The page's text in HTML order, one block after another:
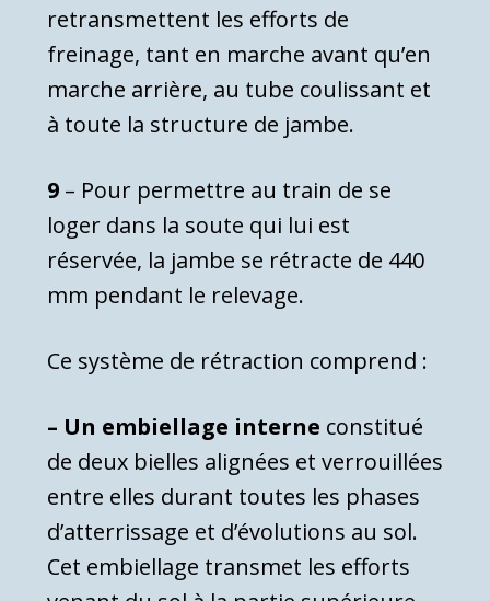
retransmettent les efforts de
freinage, tant en marche avant qu’en
marche arrière, au tube coulissant et
à toute la structure de jambe.
9 – Pour permettre au train de se
loger dans la soute qui lui est
réservée, la jambe se rétracte de 440
mm pendant le relevage.
Ce système de rétraction comprend :
– Un embiellage interne constitué
de deux bielles alignées et verrouillées
entre elles durant toutes les phases
d’atterris­sage et d’évolutions au sol.
Cet embiellage transmet les efforts